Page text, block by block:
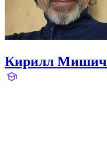
Кирилл Мишич